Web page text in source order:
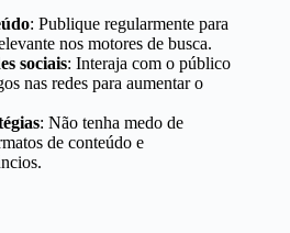
: Publique regularmente para
nos motores de busca.
sociais: Interaja com o público
nas redes para aumentar o
: Não tenha medo de
de conteúdo e